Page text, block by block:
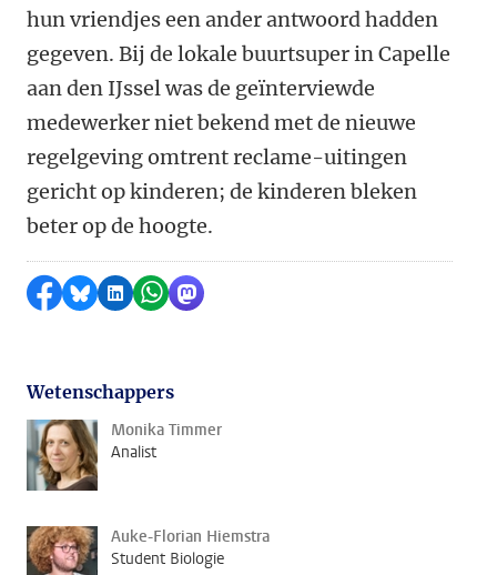
hun vriendjes een ander antwoord hadden
gegeven. Bij de lokale buurtsuper in Capelle
aan den IJssel was de geïnterviewde
medewerker niet bekend met de nieuwe
regelgeving omtrent reclame-uitingen
gericht op kinderen; de kinderen bleken
beter op de hoogte.
Delen op Facebook
Delen via Bluesky
Delen op LinkedIn
Delen via WhatsApp
Delen via Mastodon
Wetenschappers
Monika Timmer
Analist
Auke-Florian Hiemstra
Student Biologie